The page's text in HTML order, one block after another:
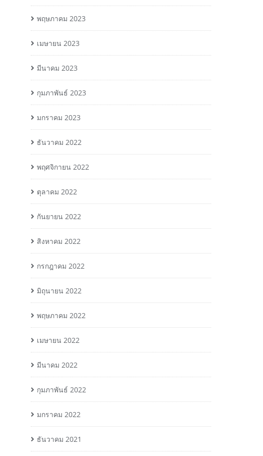
พฤษภาคม 2023
เมษายน 2023
มีนาคม 2023
กุมภาพันธ์ 2023
มกราคม 2023
ธันวาคม 2022
พฤศจิกายน 2022
ตุลาคม 2022
กันยายน 2022
สิงหาคม 2022
กรกฎาคม 2022
มิถุนายน 2022
พฤษภาคม 2022
เมษายน 2022
มีนาคม 2022
กุมภาพันธ์ 2022
มกราคม 2022
ธันวาคม 2021